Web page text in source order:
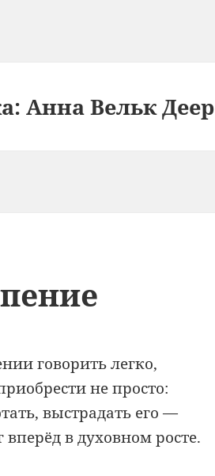
Анна Вельк Деер
говорить легко,
не просто:
выстрадать его —
вперёд в духовном росте.